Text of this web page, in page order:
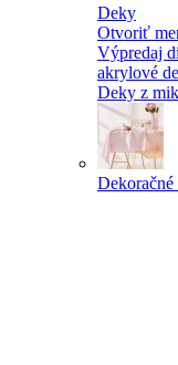
Deky
Otvoriť
Výpredaj
akrylové
Deky z
Dekoračné